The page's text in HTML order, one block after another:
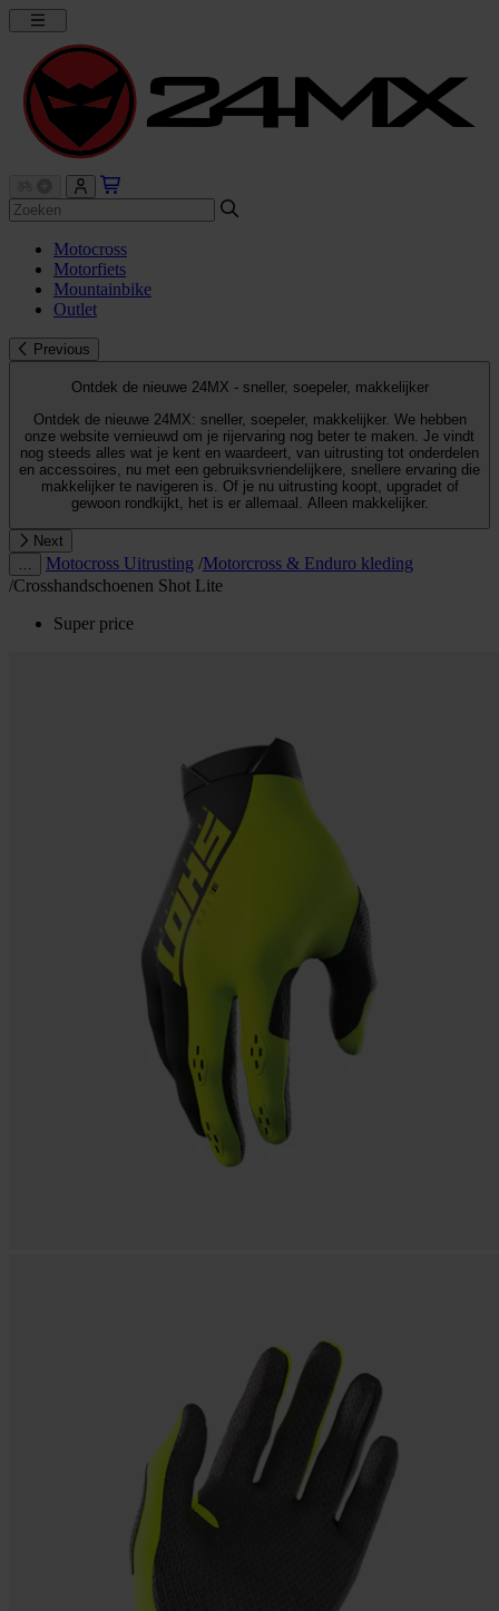
Motocross
Motorfiets
Mountainbike
Outlet
Previous
Ontdek de nieuwe 24MX - sneller, soepeler, makkelijker
Ontdek de nieuwe 24MX: sneller, soepeler, makkelijker. We hebben
onze website vernieuwd om je rijervaring nog beter te maken. Je vindt
nog steeds alles wat je kent en waardeert, van uitrusting tot onderdelen
en accessoires, nu met een gebruiksvriendelijkere, snellere ervaring die
makkelijker te navigeren is. Of je nu uitrusting koopt, upgradet of
gewoon rondkijkt, het is er allemaal. Alleen makkelijker.
Next
Motocross Uitrusting /Motorcross & Enduro kleding
/Crosshandschoenen Shot Lite
Super price